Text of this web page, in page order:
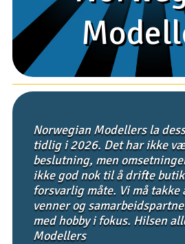
Båter
Droner
Droner for FPV
Fly
Helikopter
Kamerautstyr
Modellbygging, LEGO
Norwegian Modellers la
tidlig i 2026. Det har ikke
beslutning, men
ikke god nok til å drifte
forsvarlig måte. Vi må takke
venner og
med hobby i fokus. Hilsen
Modellers